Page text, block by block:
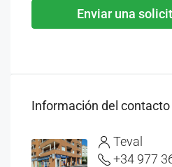
Enviar una
Información del contacto
Teval
+34 977